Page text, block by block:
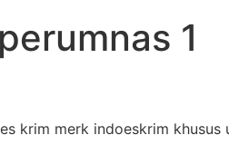
1
krim merk indoeskrim